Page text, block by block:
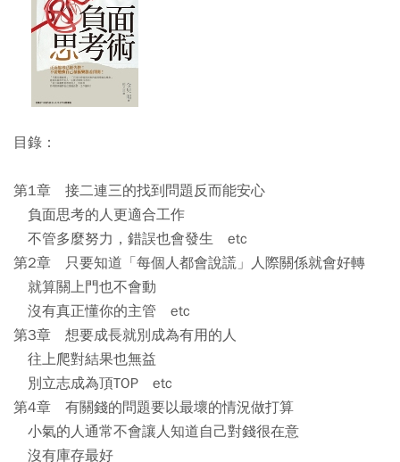
目錄：
第1章 接二連三的找到問題反而能安心
負面思考的人更適合工作
不管多麼努力，錯誤也會發生 etc
第2章 只要知道「每個人都會說謊」人際關係就會好轉
就算關上門也不會動
沒有真正懂你的主管 etc
第3章 想要成長就別成為有用的人
往上爬對結果也無益
別立志成為頂TOP etc
第4章 有關錢的問題要以最壞的情況做打算
小氣的人通常不會讓人知道自己對錢很在意
沒有庫存最好